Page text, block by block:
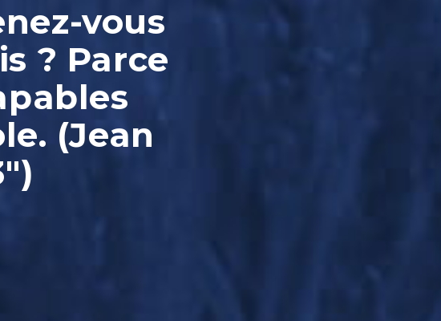
vous
? Parce
(Jean